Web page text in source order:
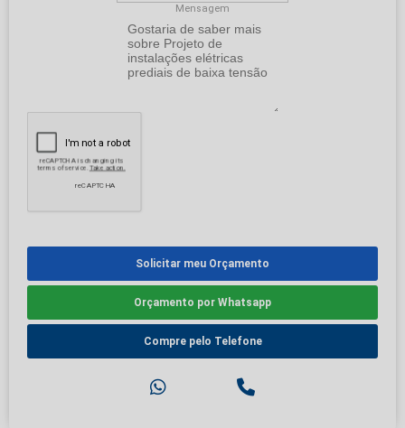
Mensagem
Solicitar meu Orçamento
Orçamento por Whatsapp
Compre pelo Telefone